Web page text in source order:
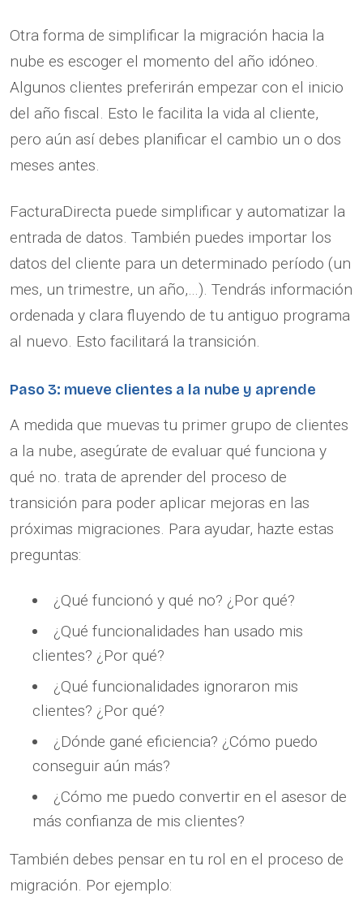
Otra forma de simplificar la migración hacia la
nube es escoger el momento del año idóneo.
Algunos clientes preferirán empezar con el inicio
del año fiscal. Esto le facilita la vida al cliente,
pero aún así debes planificar el cambio un o dos
meses antes.
FacturaDirecta puede simplificar y automatizar la
entrada de datos. También puedes importar los
datos del cliente para un determinado período (un
mes, un trimestre, un año,…). Tendrás información
ordenada y clara fluyendo de tu antiguo programa
al nuevo. Esto facilitará la transición.
Paso 3: mueve clientes a la nube y aprende
A medida que muevas tu primer grupo de clientes
a la nube, asegúrate de evaluar qué funciona y
qué no. trata de aprender del proceso de
transición para poder aplicar mejoras en las
próximas migraciones. Para ayudar, hazte estas
preguntas:
¿Qué funcionó y qué no? ¿Por qué?
¿Qué funcionalidades han usado mis
clientes? ¿Por qué?
¿Qué funcionalidades ignoraron mis
clientes? ¿Por qué?
¿Dónde gané eficiencia? ¿Cómo puedo
conseguir aún más?
¿Cómo me puedo convertir en el asesor de
más confianza de mis clientes?
También debes pensar en tu rol en el proceso de
migración. Por ejemplo: